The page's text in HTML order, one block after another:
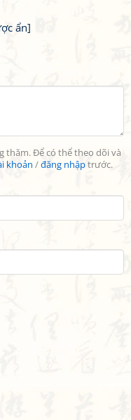
thăm. Để có thể theo dõi và
khoản /đăng nhậptrước.
ẩn]